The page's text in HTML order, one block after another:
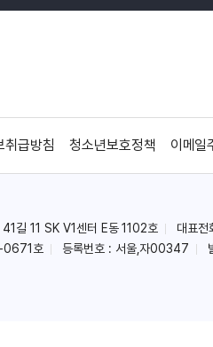
취급방침 청소년보호정책 이메일
41길 11 SK V1센터 E동 1102호 대표
-0671호
등록번호 : 서울,자00347